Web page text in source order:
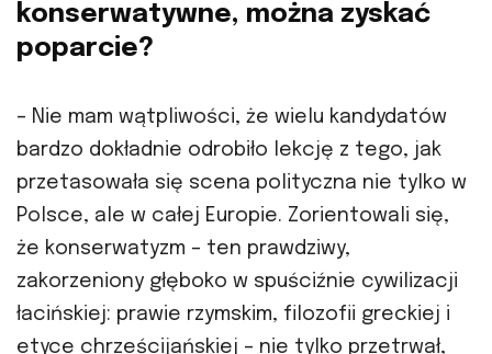
konserwatywne, można zyskać
poparcie?
– Nie mam wątpliwości, że wielu kandydatów
bardzo dokładnie odrobiło lekcję z tego, jak
przetasowała się scena polityczna nie tylko w
Polsce, ale w całej Europie. Zorientowali się,
że konserwatyzm – ten prawdziwy,
zakorzeniony głęboko w spuściźnie cywilizacji
łacińskiej: prawie rzymskim, filozofii greckiej i
etyce chrześcijańskiej – nie tylko przetrwał,